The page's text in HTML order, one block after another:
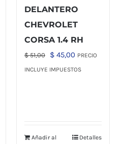
DELANTERO
CHEVROLET
CORSA 1.4 RH
$51,00
El
precio
$ 45,00El
precio
PRECIO
INCLUYE IMPUESTOS
Añadir al
Detalles